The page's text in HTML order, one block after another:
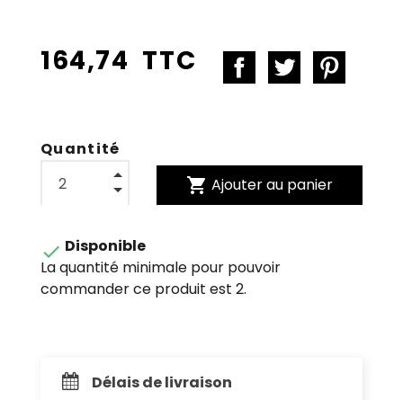
164,74 TTC
Quantité
shopping_cart Ajouter au panier
 Disponible
La quantité minimale pour pouvoir
commander ce produit est 2.
Délais de livraison